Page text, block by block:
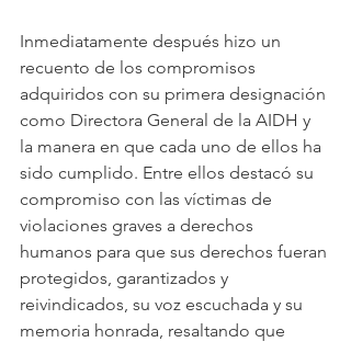
Inmediatamente después hizo un
recuento de los compromisos
adquiridos con su primera designación
como Directora General de la AIDH y
la manera en que cada uno de ellos ha
sido cumplido. Entre ellos destacó su
compromiso con las víctimas de
violaciones graves a derechos
humanos para que sus derechos fueran
protegidos, garantizados y
reivindicados, su voz escuchada y su
memoria honrada, resaltando que